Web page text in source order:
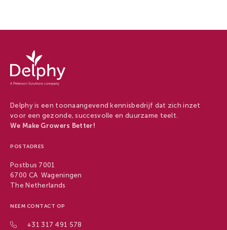
Delphy
-
Delphy
Delphy is een toonaangevend kennisbedrijf dat zich inzet
voor een gezonde, succesvolle en duurzame teelt.
We Make Growers Better!
POSTADRES
Postbus 7001
6700 CA Wageningen
The Netherlands
NEEM CONTACT OP
+31 317 491 578